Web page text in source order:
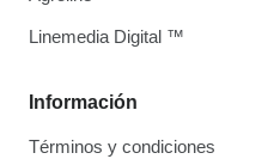
Información
Términos y condiciones
Linemedia Digital ™